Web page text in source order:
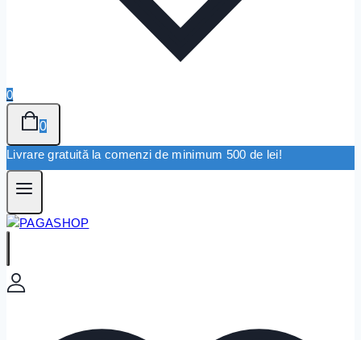
0
0
Livrare gratuită la comenzi de minimum 500 de lei!